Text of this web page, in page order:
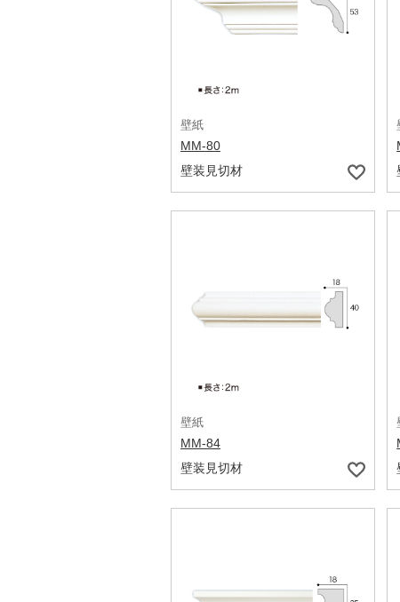
壁紙
MM-80
壁装見切材
壁紙
MM-84
壁装見切材